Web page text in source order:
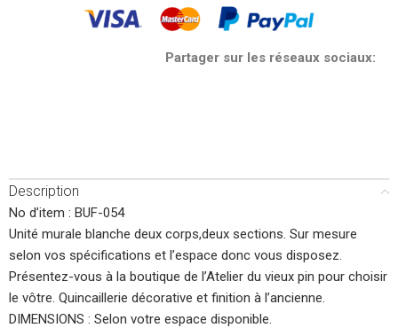
Partager sur les réseaux sociaux:
Description
No d’item : BUF-054
Unité murale blanche deux corps,deux sections. Sur mesure
selon vos spécifications et l’espace donc vous disposez.
Présentez-vous à la boutique de l’Atelier du vieux pin pour choisir
le vôtre. Quincaillerie décorative et finition à l’ancienne.
DIMENSIONS : Selon votre espace disponible.